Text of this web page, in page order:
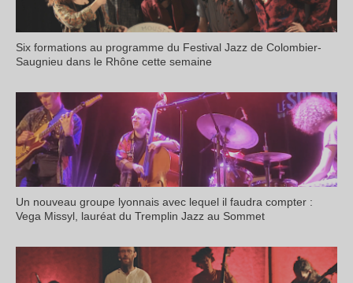
Six formations au programme du Festival Jazz de Colombier-
Saugnieu dans le Rhône cette semaine
Un nouveau groupe lyonnais avec lequel il faudra compter :
Vega Missyl, lauréat du Tremplin Jazz au Sommet